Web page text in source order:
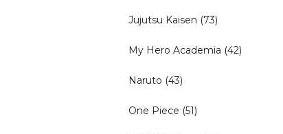
Jujutsu Kaisen (73)
My Hero Academia (42)
Naruto (43)
One Piece (51)